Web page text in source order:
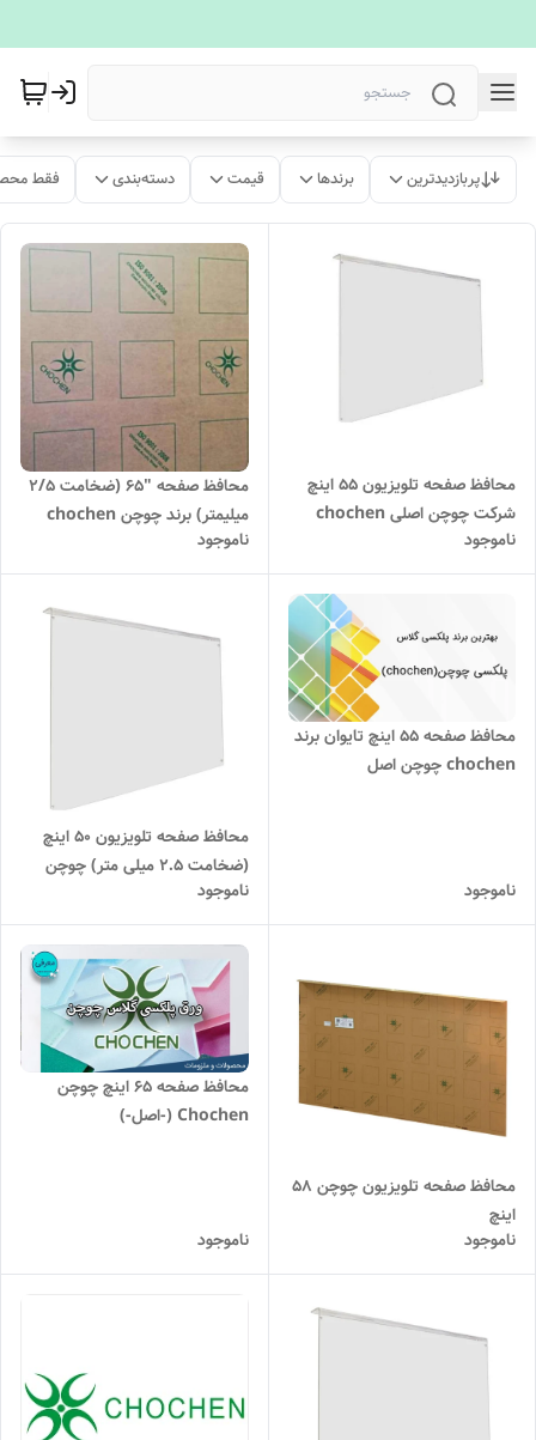
پربازدیدترین برندها قیمت دسته‌بندی فقط
محافظ صفحه تلویزیون 55 اینچ
شرکت چوچن اصلی chochen
ناموجود
محافظ صفحه "۶۵ (ضخامت ۲/۵
میلیمتر) برند چوچن chochen
تایوان
ناموجود
محافظ صفحه ۵۵ اینچ تایوان برند
chochen چوچن اصل
ناموجود
محافظ صفحه تلویزیون 50 اینچ
(ضخامت 2.5 میلی متر) چوچن
تایوان chochen
ناموجود
محافظ صفحه تلویزیون چوچن 58
اینچ
ناموجود
محافظ صفحه 65 اینچ چوچن
Chochen (-اصل-)
ناموجود